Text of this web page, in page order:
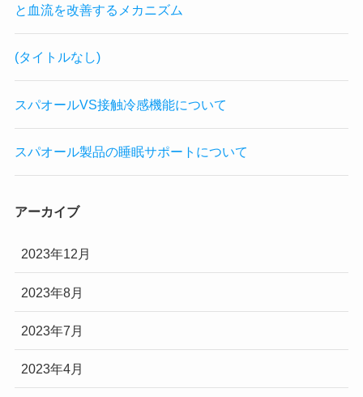
と血流を改善するメカニズム
(タイトルなし)
スパオールVS接触冷感機能について
スパオール製品の睡眠サポートについて
アーカイブ
2023年12月
2023年8月
2023年7月
2023年4月